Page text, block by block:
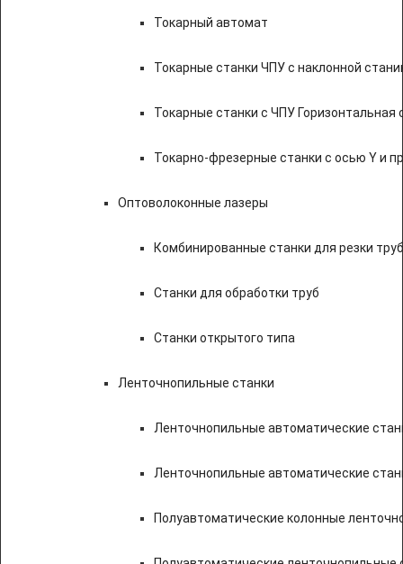
Токарный автомат
Токарные станки ЧПУ c наклонной
Токарные станки с ЧПУ Горизонтальная
Токарно-фрезерные станки с осью Y и
Оптоволоконные лазеры
Комбинированные станки для резки
Станки для обработки труб
Станки открытого типа
Ленточнопильные станки
Ленточнопильные автоматические
Ленточнопильные автоматические
Полуавтоматические колонные